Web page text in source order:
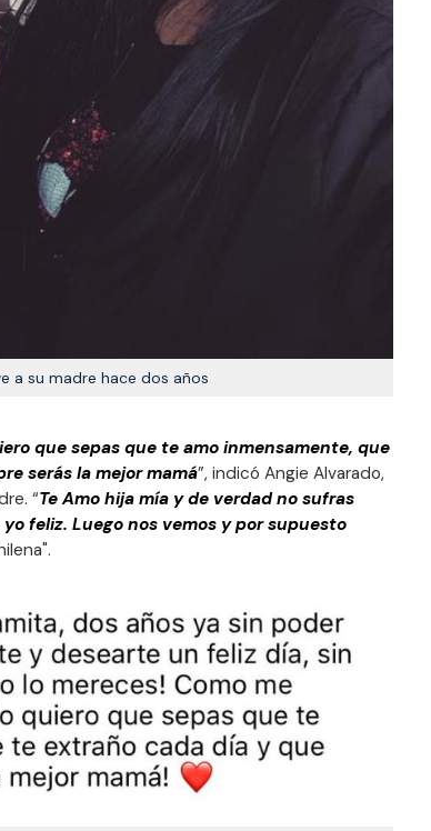
a su madre hace dos años
que sepas que te amo inmensamente, que
serás la mejor mamá”, indicó Angie Alvarado,
“Te Amo hija mía y de verdad no sufras
feliz. Luego nos vemos y por supuesto